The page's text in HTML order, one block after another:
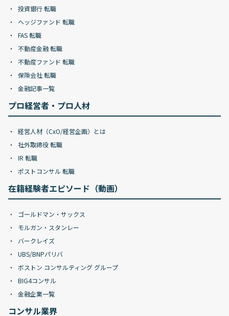
投資銀行 転職
ヘッジファンド 転職
FAS 転職
不動産金融 転職
不動産ファンド 転職
保険会社 転職
金融記事一覧
プロ経営者・プロ人材
経営人材（CxO/経営企画）とは
社外取締役 転職
IR 転職
ポストコンサル 転職
在籍経験者エピソード（動画）
ゴールドマン・サックス
モルガン・スタンレー
バークレイズ
UBS/BNPパリバ
ボストン コンサルティング グループ
BIG4コンサル
金融企業一覧
コンサル業界